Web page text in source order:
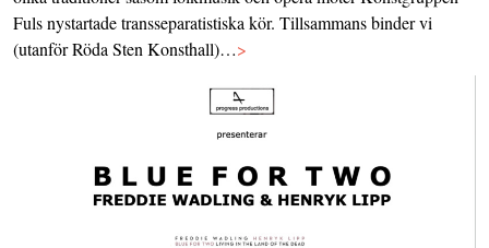
Fuls nystartade transseparatistiska kör. Tillsammans binder vi
(utanför Röda Sten Konsthall)…>